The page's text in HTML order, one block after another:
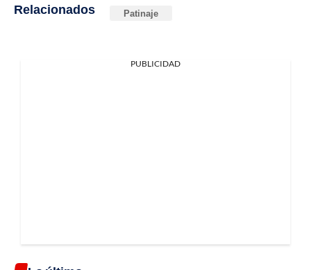
Relacionados Patinaje
PUBLICIDAD